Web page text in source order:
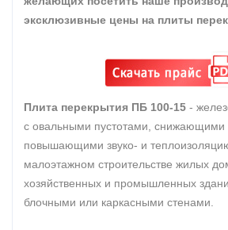
эксклюзивные цены на плиты
Плита перекрытия ПБ 100-15 -
с овальными пустотами, снижающими
повышающими звуко- и
малоэтажном строительстве жилых
хозяйственных и промышленных
блочными или каркасными стенами.